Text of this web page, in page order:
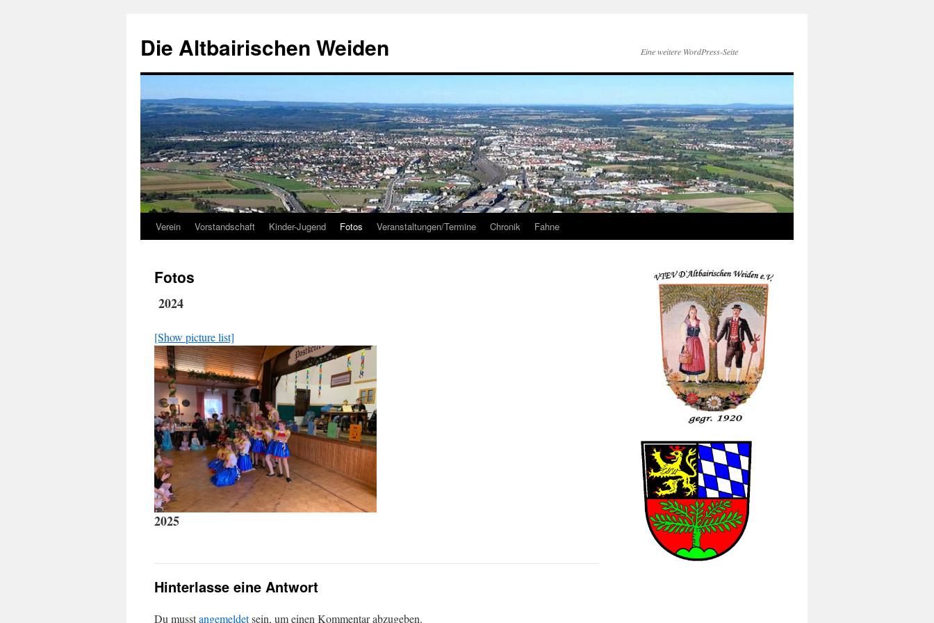
Die Altbairischen Weiden Eine weitere WordPress-Seite
Verein Vorstandschaft Kinder-Jugend Fotos Veranstaltungen/Termine Chronik Fahne
Fotos
2024
[Show picture list]
2025
Hinterlasse eine Antwort
Du musstangemeldetsein, um einen Kommentar abzugeben.